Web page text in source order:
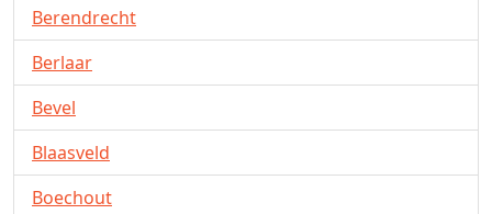
Berendrecht
Berlaar
Bevel
Blaasveld
Boechout